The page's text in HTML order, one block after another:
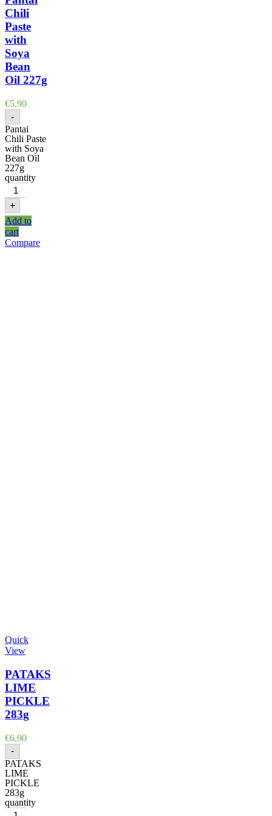
Chili
Paste
with
Soya
Bean
Oil 227g
€5,90
-
Pantai
Chili Paste
with Soya
Bean Oil
227g
quantity
+
Add to
cart
Compare
Quick
View
PATAKS
LIME
PICKLE
283g
€6,90
-
PATAKS
LIME
PICKLE
283g
quantity